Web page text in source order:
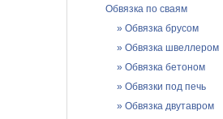
Обвязка по сваям
» Обвязка брусом
» Обвязка швеллером
» Обвязка бетоном
» Обвязки под печь
» Обвязка двутавром